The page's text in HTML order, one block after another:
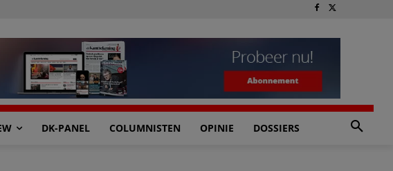
DK-PANEL COLUMNISTEN OPINIE DOSSIERS